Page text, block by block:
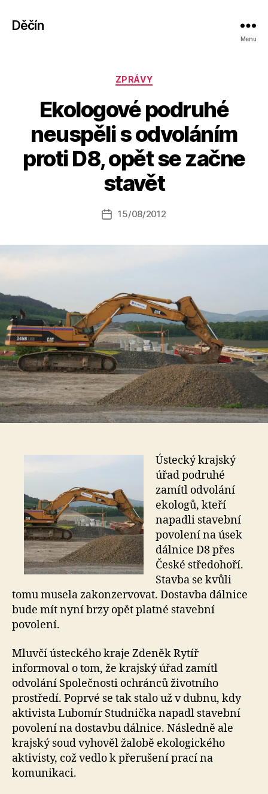
Děčín
Menu
Rubriky
ZPRÁVY
Ekologové podruhé
neuspěli s odvoláním
proti D8, opět se začne
stavět
Autor
příspěvku
u
t
o
a
Datum
15/08/2012
Ústecký krajský
úřad podruhé
zamítl odvolání
ekologů, kteří
napadli stavební
povolení na úsek
dálnice D8 přes
České středohoří.
Stavba se kvůli
tomu musela zakonzervovat. Dostavba dálnice
bude mít nyní brzy opět platné stavební
povolení.
Mluvčí ústeckého kraje Zdeněk Rytíř
informoval o tom, že krajský úřad zamítl
odvolání Společnosti ochránců životního
prostředí. Poprvé se tak stalo už v dubnu, kdy
aktivista Lubomír Studnička napadl stavební
povolení na dostavbu dálnice. Následně ale
krajský soud vyhověl žalobě ekologického
aktivisty, což vedlo k přerušení prací na
komunikaci.